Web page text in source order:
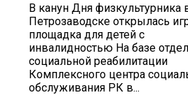
В канун Дня физкультурника
Петрозаводске открылась
площадка для детей с
инвалидностью На базе
социальной реабилитации
Комплексного центра
обслуживания РК в...